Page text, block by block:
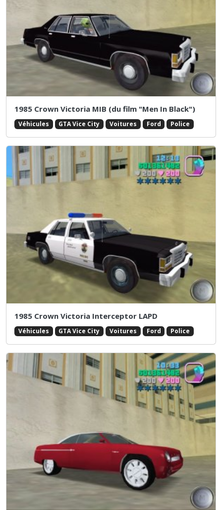
1985 Crown Victoria MIB (du film "Men In Black")
Véhicules GTA Vice City Voitures Ford Police
1985 Crown Victoria Interceptor LAPD
Véhicules GTA Vice City Voitures Ford Police